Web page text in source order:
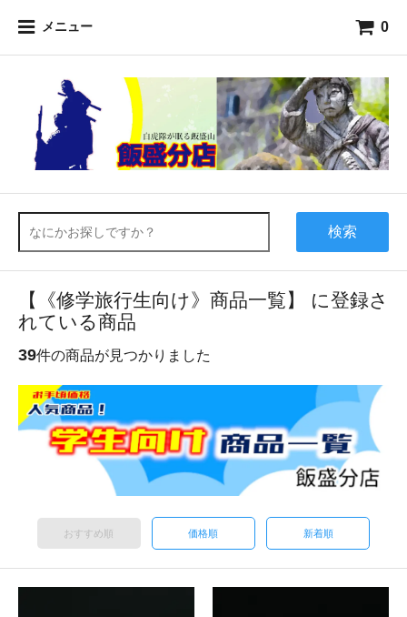
メニュー 0
検索
【《修学旅行生向け》商品一覧】 に登録さ
れている商品
39件の商品が見つかりました
おすすめ順 価格順 新着順